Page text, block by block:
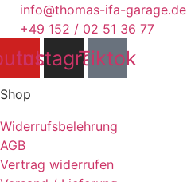
info@thomas-ifa-garage.de
+49 152 / 02 51 36 77
Instagram
Tiktok
Shop
Widerrufsbelehrung
AGB
Vertrag widerrufen